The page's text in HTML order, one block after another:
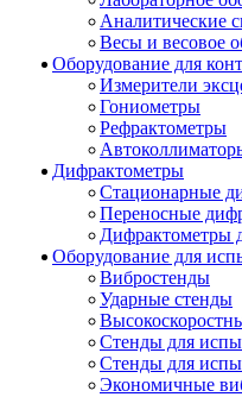
Аналитические
Весы и весовое
Оборудование для
Измерители
Гониометры
Рефрактометры
Дифрактометры
Стационарные
Переносные
Дифрактометры
Оборудование для
Вибростенды
Ударные стенды
Стенды для
Стенды для
Экономичные